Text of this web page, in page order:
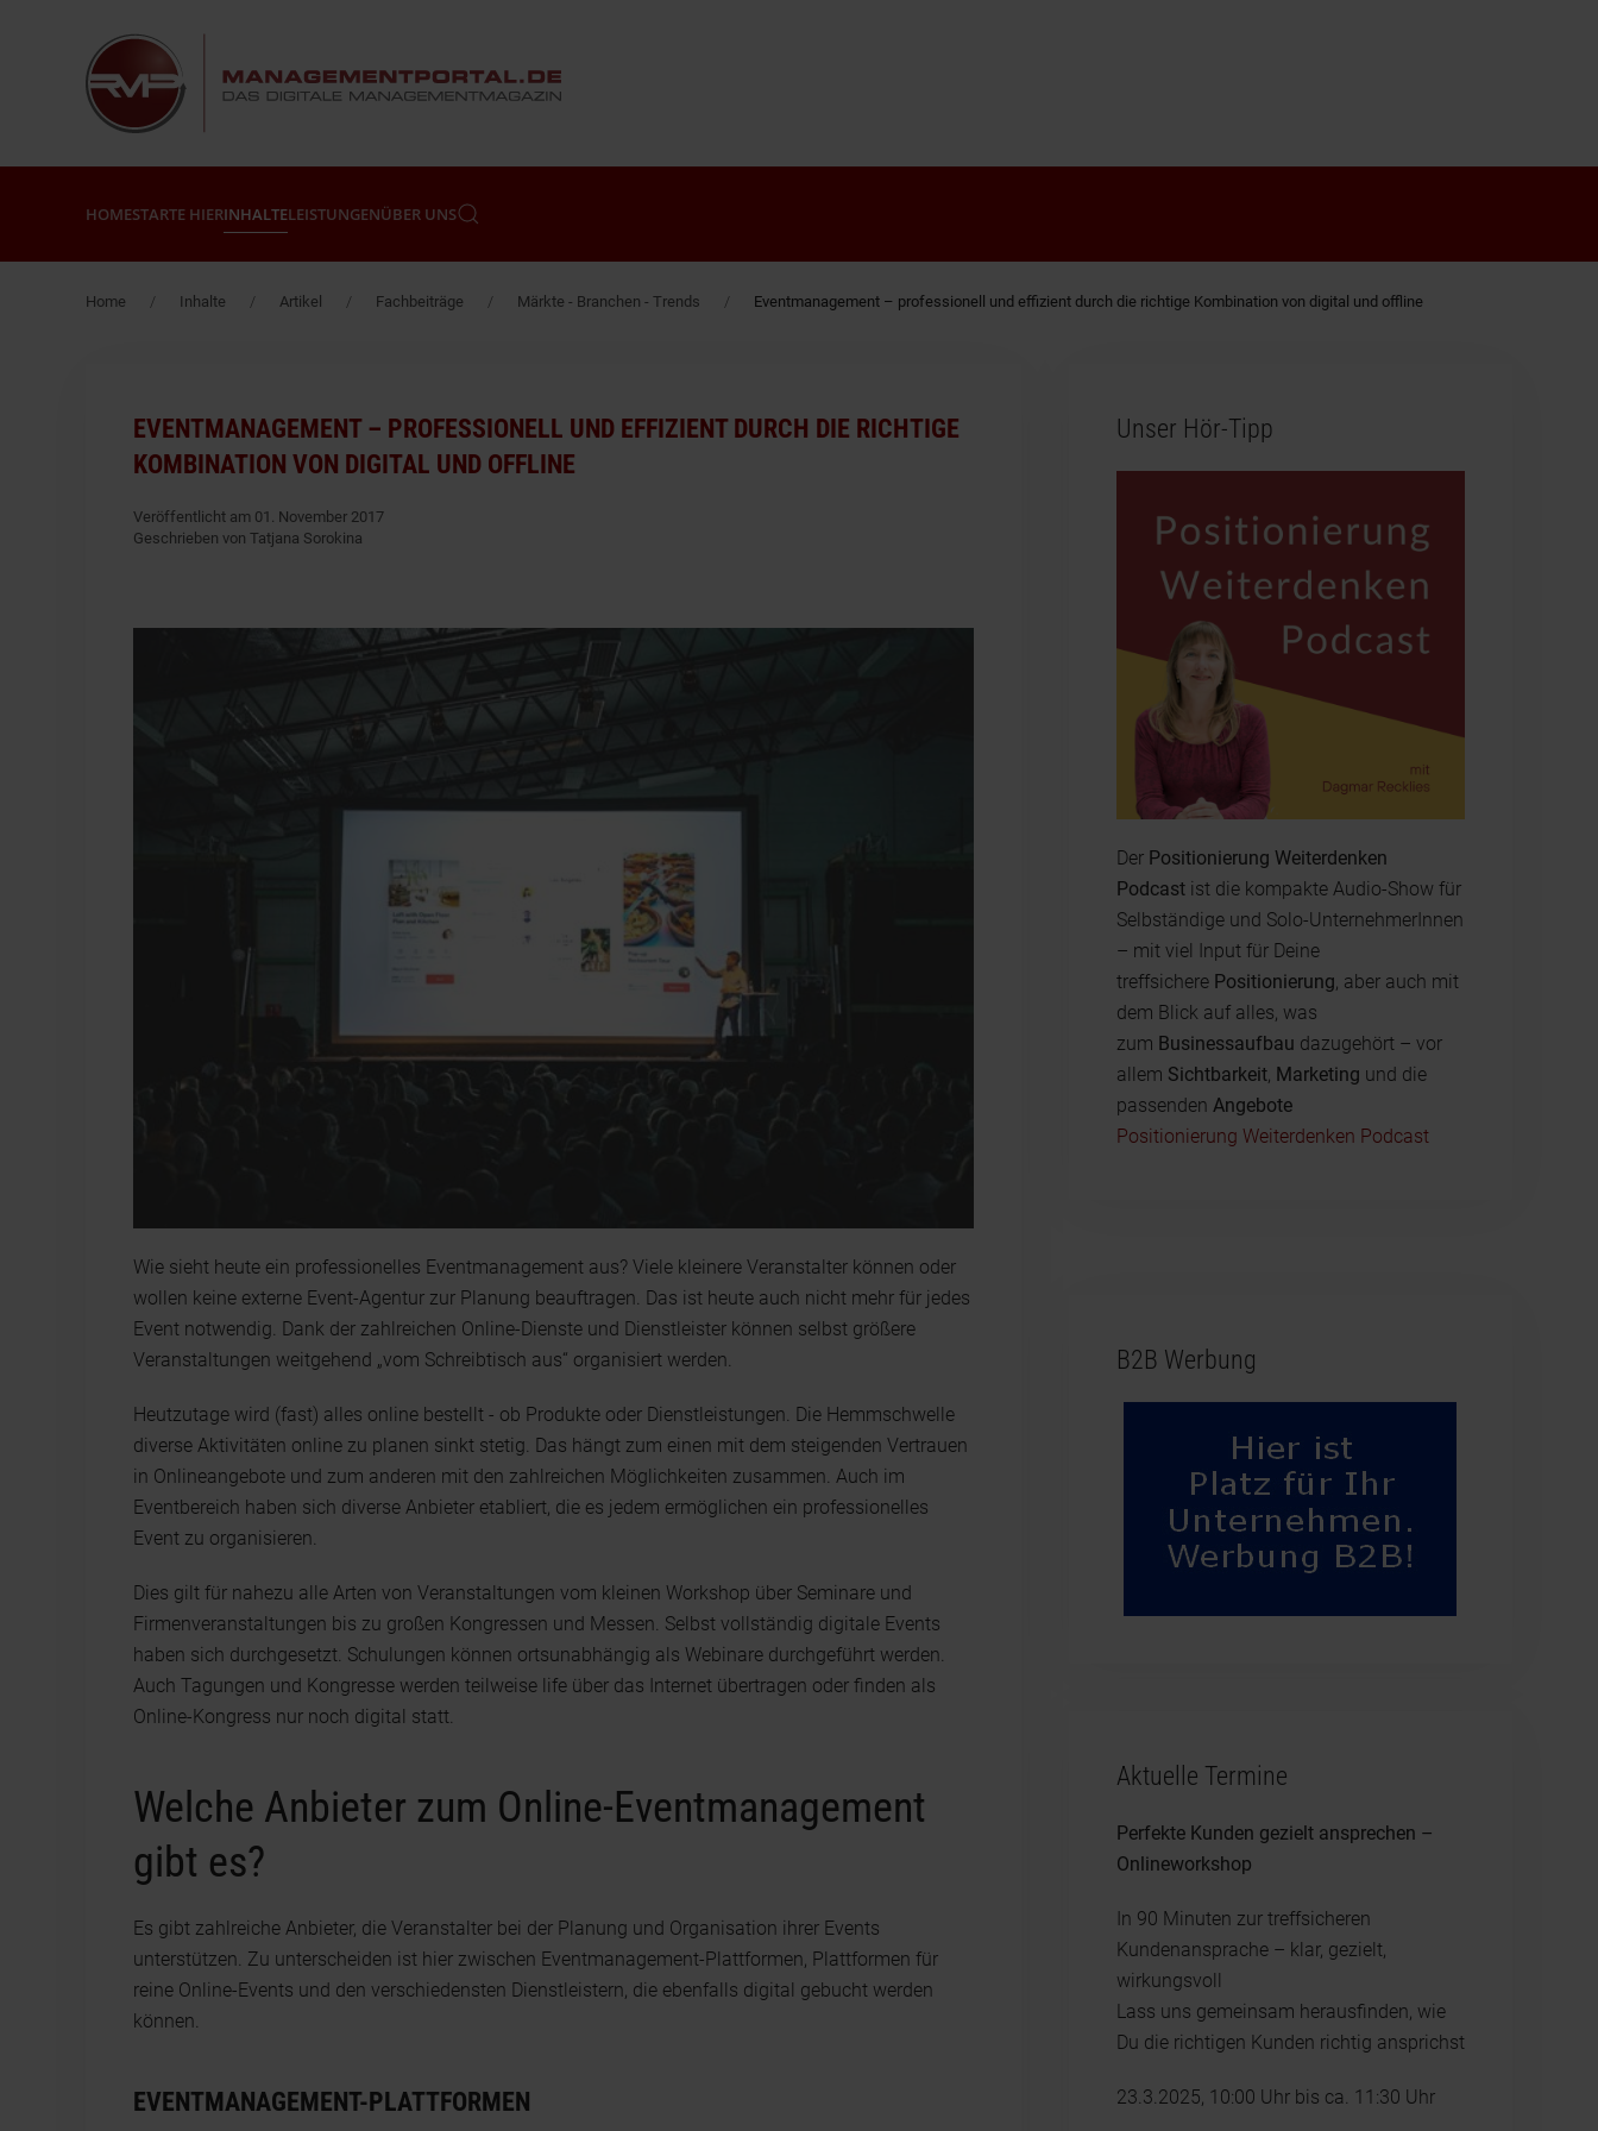
Zum Hauptinhalt springen
HOMESTARTE HIERINHALTELEISTUNGENÜBER UNS
Home Inhalte Artikel Fachbeiträge Märkte - Branchen - Trends Eventmanagement – professionell und effizient durch die richtige Kombination von digital und offline
EVENTMANAGEMENT – PROFESSIONELL UND EFFIZIENT DURCH DIE RICHTIGE
KOMBINATION VON DIGITAL UND OFFLINE
Veröffentlicht am 01. November 2017
Geschrieben von Tatjana Sorokina
Wie sieht heute ein professionelles Eventmanagement aus? Viele kleinere Veranstalter können oder
wollen keine externe Event-Agentur zur Planung beauftragen. Das ist heute auch nicht mehr für jedes
Event notwendig. Dank der zahlreichen Online-Dienste und Dienstleister können selbst größere
Veranstaltungen weitgehend „vom Schreibtisch aus“ organisiert werden.
Heutzutage wird (fast) alles online bestellt - ob Produkte oder Dienstleistungen. Die Hemmschwelle
diverse Aktivitäten online zu planen sinkt stetig. Das hängt zum einen mit dem steigenden Vertrauen
in Onlineangebote und zum anderen mit den zahlreichen Möglichkeiten zusammen. Auch im
Eventbereich haben sich diverse Anbieter etabliert, die es jedem ermöglichen ein professionelles
Event zu organisieren.
Dies gilt für nahezu alle Arten von Veranstaltungen vom kleinen Workshop über Seminare und
Firmenveranstaltungen bis zu großen Kongressen und Messen. Selbst vollständig digitale Events
haben sich durchgesetzt. Schulungen können ortsunabhängig als Webinare durchgeführt werden.
Auch Tagungen und Kongresse werden teilweise life über das Internet übertragen oder finden als
Online-Kongress nur noch digital statt.
Welche Anbieter zum Online-Eventmanagement
gibt es?
Es gibt zahlreiche Anbieter, die Veranstalter bei der Planung und Organisation ihrer Events
unterstützen. Zu unterscheiden ist hier zwischen Eventmanagement-Plattformen, Plattformen für
reine Online-Events und den verschiedensten Dienstleistern, die ebenfalls digital gebucht werden
können.
EVENTMANAGEMENT-PLATTFORMEN
Unser Hör-Tipp
Der Positionierung Weiterdenken
Podcastist die kompakte Audio-Show für
Selbständige und Solo-UnternehmerInnen
– mit viel Input für Deine
treffsichere Positionierung, aber auch mit
dem Blick auf alles, was
zum Businessaufbau dazugehört – vor
allem Sichtbarkeit, Marketing und die
passenden Angebote
Positionierung Weiterdenken Podcast
B2B Werbung
Aktuelle Termine
Perfekte Kunden gezielt ansprechen –
Onlineworkshop
In 90 Minuten zur treffsicheren
Kundenansprache – klar, gezielt,
wirkungsvoll
Lass uns gemeinsam herausfinden, wie
Du die richtigen Kunden richtig ansprichst
23.3.2025, 10:00 Uhr bis ca. 11:30 Uhr